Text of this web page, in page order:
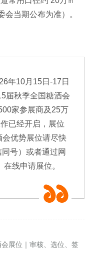
当期公布为准）。
年10月15日-17日
届秋季全国糖酒会
家参展商及25万
已经开启，展位
优势展位请尽快
号）或者通过网
线申请展位。
展位｜审核、选位、签